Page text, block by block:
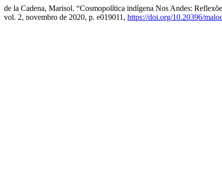
de la Cadena, Marisol. “Cosmopolítica indígena Nos Andes:
vol. 2, novembro de 2020, p. e019011, https://doi.org/10.20396/